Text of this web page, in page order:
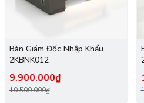
Bàn Giám Đốc Nhập Khẩu
2KBNK012
9.900.000₫
10.500.000₫